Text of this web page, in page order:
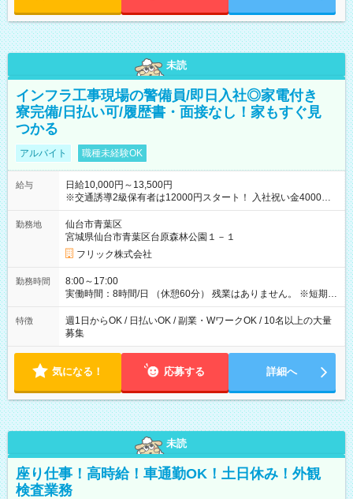
未読
インフラ工事現場の警備員/即日入社◎家電付き
寮完備/日払い可/履歴書・面接なし！家もすぐ見
つかる
アルバイト 職種未経験OK
給与
日給10,000円～13,500円
※交通誘導2級保有者は12000円スタート！ 入社祝い金4000円
【試用期間】試用期間なし
勤務地
仙台市青葉区
宮城県仙台市青葉区台原森林公園１－１
フリック株式会社
勤務時間
8:00～17:00
実働時間：8時間/日 （休憩60分） 残業はありません。 ※短期の
募集は行っておりません。予めご了承くださいませ。
特徴
週1日からOK / 日払いOK / 副業・WワークOK / 10名以上の大量
募集
気になる！ 応募する 詳細へ
未読
座り仕事！高時給！車通勤OK！土日休み！外観
検査業務